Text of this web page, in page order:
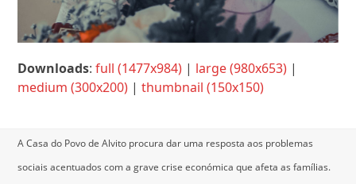
Downloads:full (1477x984) | large (980x653) |
medium (300x200) |thumbnail (150x150)
A Casa do Povo de Alvito procura dar uma resposta aos problemas
sociais acentuados com a grave crise económica que afeta as famílias.